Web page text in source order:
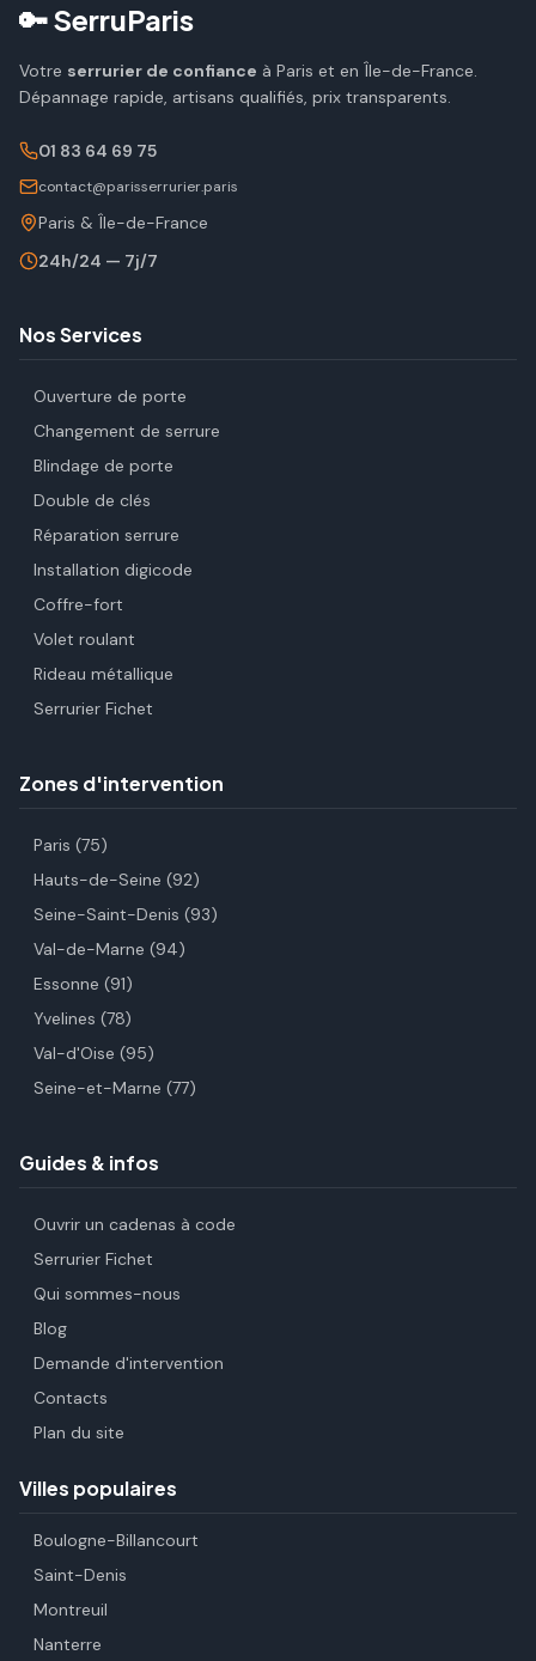
🔑 SerruParis
Votre serrurier de confiance à Paris et en Île-de-France.
Dépannage rapide, artisans qualifiés, prix transparents.
01 83 64 69 75
contact@parisserrurier.paris
Paris & Île-de-France
24h/24 — 7j/7
Nos Services
Ouverture de porte
Changement de serrure
Blindage de porte
Double de clés
Réparation serrure
Installation digicode
Coffre-fort
Volet roulant
Rideau métallique
Serrurier Fichet
Zones d'intervention
Paris (75)
Hauts-de-Seine (92)
Seine-Saint-Denis (93)
Val-de-Marne (94)
Essonne (91)
Yvelines (78)
Val-d'Oise (95)
Seine-et-Marne (77)
Guides & infos
Ouvrir un cadenas à code
Serrurier Fichet
Qui sommes-nous
Blog
Demande d'intervention
Contacts
Plan du site
Villes populaires
Boulogne-Billancourt
Saint-Denis
Montreuil
Nanterre